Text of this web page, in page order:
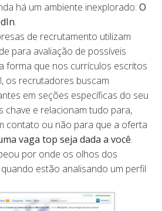
há um ambiente inexplorado: O
.
de recrutamento utilizam
para avaliação de possíveis
forma que nos currículos escritos
os recrutadores buscam
em seções específicas do seu
chave e relacionam tudo para,
contato ou não para que a oferta
vaga top seja dada a você.
por onde os olhos dos
estão analisando um perfil